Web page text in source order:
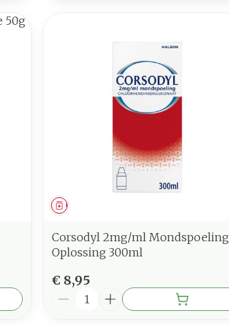
Geneesmiddel
Corsodyl 2mg/ml Mondspoeling
Oplossing 300ml
€ 8,95
Aantal